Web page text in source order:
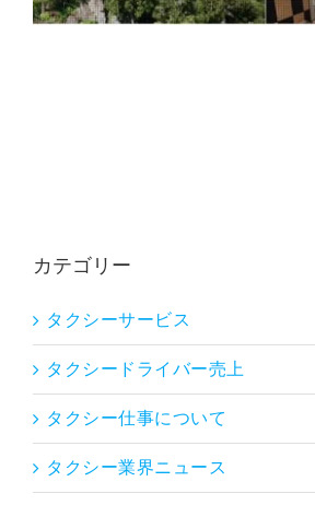
カテゴリー
タクシーサービス
タクシードライバー売上
タクシー仕事について
タクシー業界ニュース